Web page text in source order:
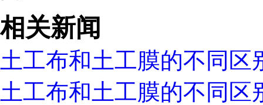
相关新闻
土工布和土工膜的不同区
土工布和土工膜的不同区